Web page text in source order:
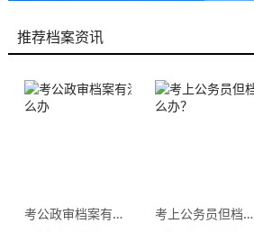
推荐档案资讯
考公政审档案有涂改痕迹怎么办
考上公务员但档案丢失了怎么办？